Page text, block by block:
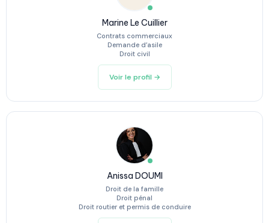
Marine Le Cuillier
Contrats commerciaux
Demande d’asile
Droit civil
Voir le profil →
Anissa DOUMI
Droit de la famille
Droit pénal
Droit routier et permis de conduire